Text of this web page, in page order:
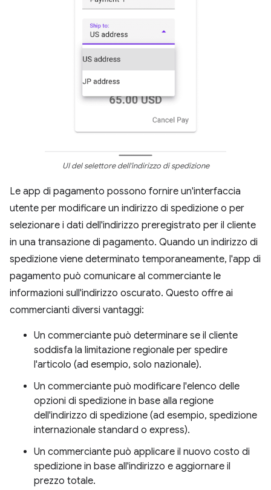
UI del selettore dell'indirizzo di spedizione
Le app di pagamento possono fornire un'interfaccia
utente per modificare un indirizzo di spedizione o per
selezionare i dati dell'indirizzo preregistrato per il cliente
in una transazione di pagamento. Quando un indirizzo di
spedizione viene determinato temporaneamente, l'app di
pagamento può comunicare al commerciante le
informazioni sull'indirizzo oscurato. Questo offre ai
commercianti diversi vantaggi:
Un commerciante può determinare se il cliente
soddisfa la limitazione regionale per spedire
l'articolo (ad esempio, solo nazionale).
Un commerciante può modificare l'elenco delle
opzioni di spedizione in base alla regione
dell'indirizzo di spedizione (ad esempio, spedizione
internazionale standard o express).
Un commerciante può applicare il nuovo costo di
spedizione in base all'indirizzo e aggiornare il
prezzo totale.